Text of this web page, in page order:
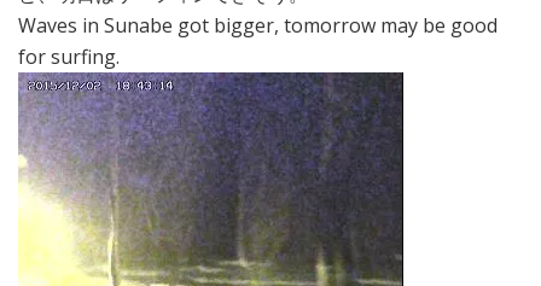
Waves in Sunabe got bigger, tomorrow may be good
for surfing.